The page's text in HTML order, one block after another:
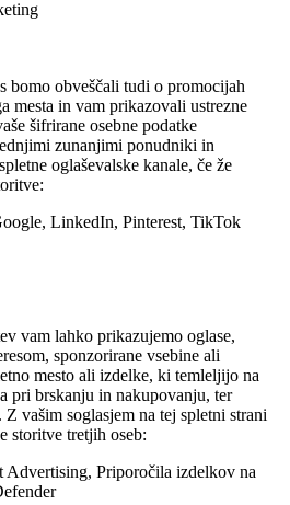
bomo obveščali tudi o promocijah
mesta in vam prikazovali ustrezne
šifrirane osebne podatke
zunanjimi ponudniki in
oglaševalske kanale, če že
LinkedIn, Pinterest, TikTok
vam lahko prikazujemo oglase,
sponzorirane vsebine ali
mesto ali izdelke, ki temleljijo na
pri brskanju in nakupovanju, ter
vašim soglasjem na tej spletni strani
storitve tretjih oseb:
Priporočila izdelkov na